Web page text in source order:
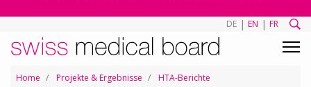
DE | EN | FR
Home Projekte & Ergebnisse
HTA-Berichte